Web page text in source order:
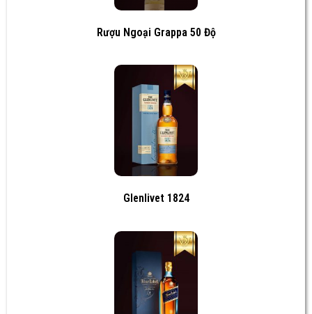
Rượu Ngoại Grappa 50 Độ
Glenlivet 1824